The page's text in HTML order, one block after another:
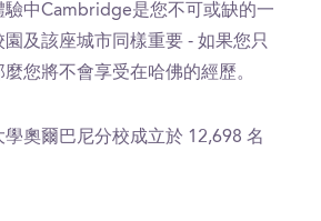
驗中Cambridge是您不可或缺的一
及該座城市同樣重要 - 如果您只
您將不會享受在哈佛的經歷。
奧爾巴尼分校成立於 12,698 名